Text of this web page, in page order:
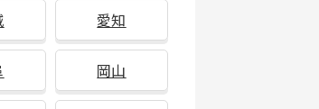
愛知
岡山